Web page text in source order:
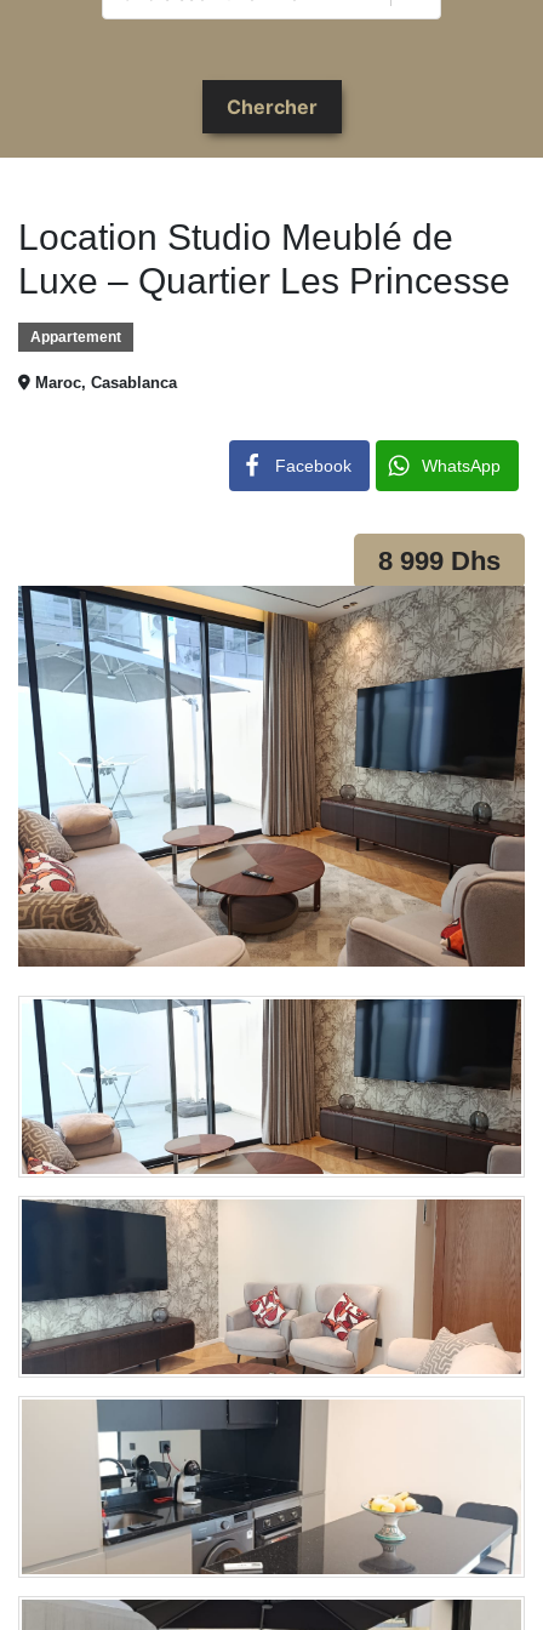
Location Studio Meublé de
Luxe – Quartier Les Princesse
Appartement
Maroc, Casablanca
Facebook WhatsApp
8 999 Dhs